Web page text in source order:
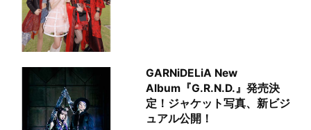
GARNiDELiA New
Album『G.R.N.D.』発売決
定！ジャケット写真、新ビジ
ュアル公開！